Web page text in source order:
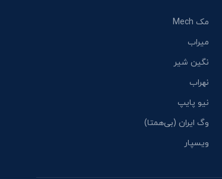
مک Mech
میراب
نگین شیر
نهراب
نیو پایپ
وگ ایران (بی‌همتا)
ویسپار